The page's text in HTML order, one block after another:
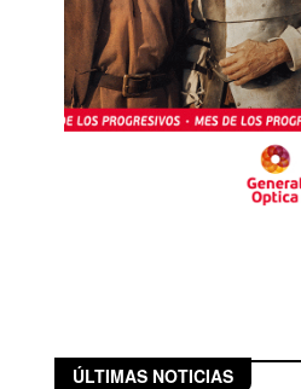
ÚLTIMAS NOTICIAS